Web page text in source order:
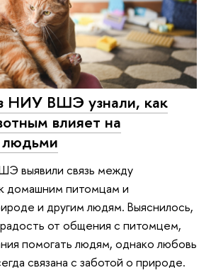
НИУ ВШЭ узнали, как
влияет на
людьми
выявили связь между
домашним питомцам и
и другим людям. Выяснилось,
от общения с питомцем,
помогать людям, однако любовь
связана с заботой о природе.